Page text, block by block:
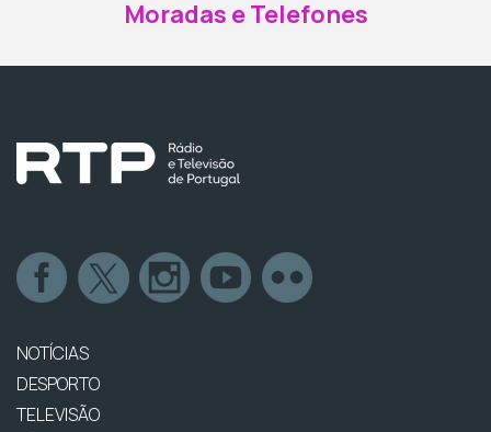
Moradas e Telefones
NOTÍCIAS
DESPORTO
TELEVISÃO